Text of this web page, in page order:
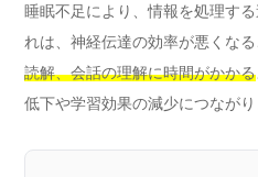
睡眠不足により、情報を処理す
れは、神経伝達の効率が悪くなる
読解、会話の理解に時間がかかる
低下や学習効果の減少につながり